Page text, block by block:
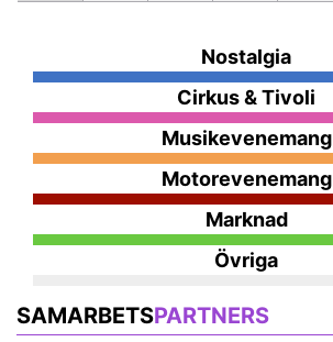
Nostalgia
Cirkus & Tivoli
Musikevenemang
Motorevenemang
Marknad
Övriga
SAMARBETSPARTNERS